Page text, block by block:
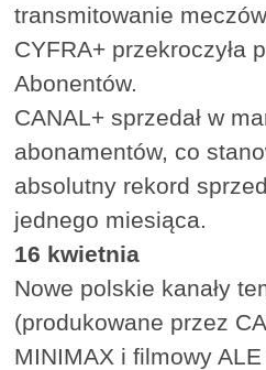
transmitowanie
CYFRA+ przekroczyła
Abonentów.
CANAL+ sprzedał w
abonamentów, co
absolutny rekord
jednego miesiąca.
16 kwietnia
Nowe polskie kanały
(produkowane przez
MINIMAX i filmowy